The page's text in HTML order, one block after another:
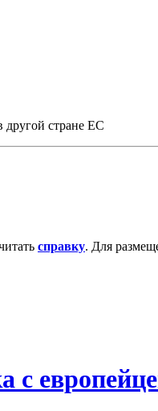
стране ЕС
справку. Для
с